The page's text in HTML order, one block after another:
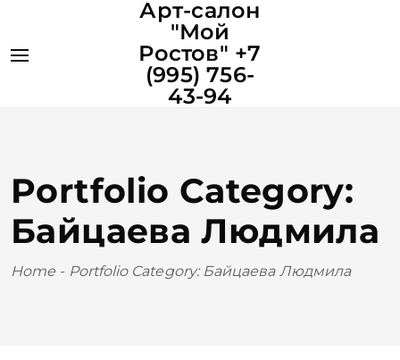
Арт-салон
"Мой
Ростов" +7
(995) 756-
43-94
Portfolio Category:
Байцаева Людмила
Home - Portfolio Category: Байцаева Людмила